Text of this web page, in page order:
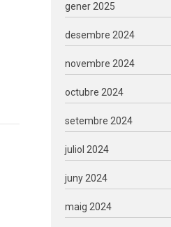
gener 2025
desembre 2024
novembre 2024
octubre 2024
setembre 2024
juliol 2024
juny 2024
maig 2024